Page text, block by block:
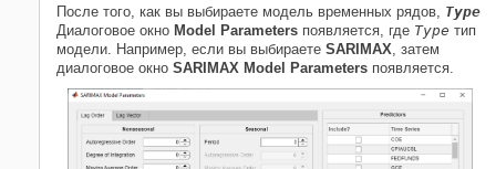
После того, как вы выбираете модель временных рядов, Type
Диалоговое окно Model Parameters появляется, где Type тип
модели. Например, если вы выбираете SARIMAX, затем
диалоговое окно SARIMAX Model Parameters появляется.